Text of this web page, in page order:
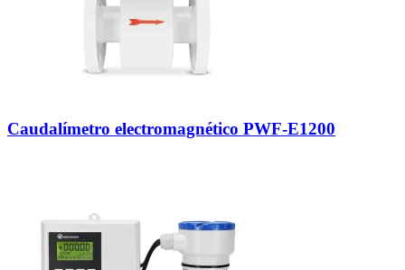
Caudalímetro electromagnético PWF-E1200